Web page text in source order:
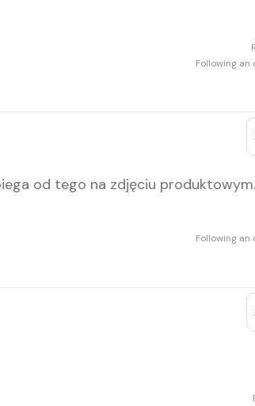
Following
od tego na zdjęciu produktowym.
Following